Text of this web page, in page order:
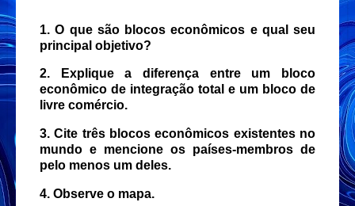
1. O que são blocos econômicos e qual seu
principal objetivo?
2. Explique a diferença entre um bloco
econômico de integração total e um bloco de
livre comércio.
3. Cite três blocos econômicos existentes no
mundo e mencione os países-membros de
pelo menos um deles.
4. Observe o mapa.